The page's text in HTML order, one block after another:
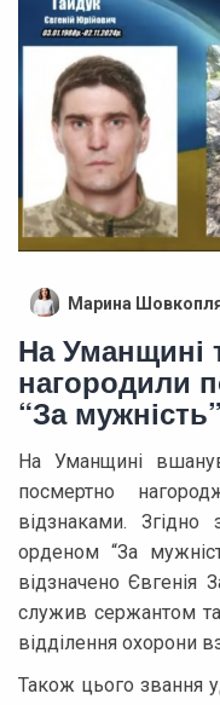
Марина
На Уманщині
нагородили
“За мужність”
На Уманщині
посмертно
відзнаками.
орденом “За
відзначено Євгенія
служив сержантом
відділення охорони
Також цього звання